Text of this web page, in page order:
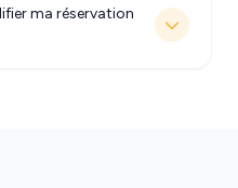
ma réservation